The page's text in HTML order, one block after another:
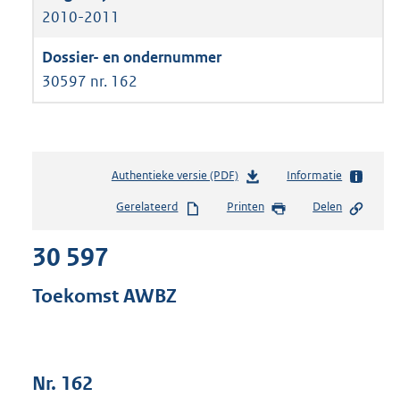
2010-2011
30597 nr. 162
Authentieke versie (PDF)b
s
Informatie
Gerelateerd Printen Delen
30 597
Toekomst AWBZ
Nr. 162